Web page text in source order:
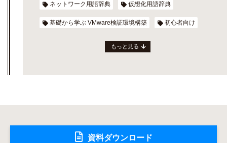
ネットワーク用語辞典 仮想化用語辞典
基礎から学ぶ VMware検証環境構築 初心者向け
もっと見る
資料ダウンロード